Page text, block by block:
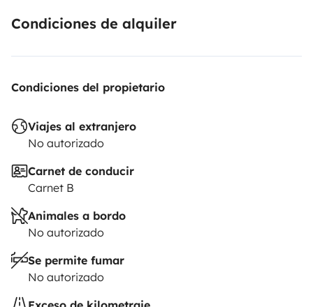
Condiciones de alquiler
Condiciones del propietario
Viajes al extranjero
No autorizado
Carnet de conducir
Carnet B
Animales a bordo
No autorizado
Se permite fumar
No autorizado